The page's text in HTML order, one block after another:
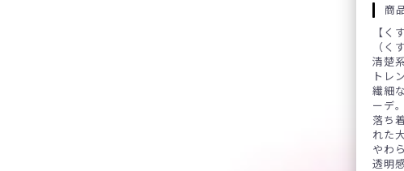
商
【く
（く
清楚系
トレ
繊細
ーデ。
落ち
れた
やわ
透明